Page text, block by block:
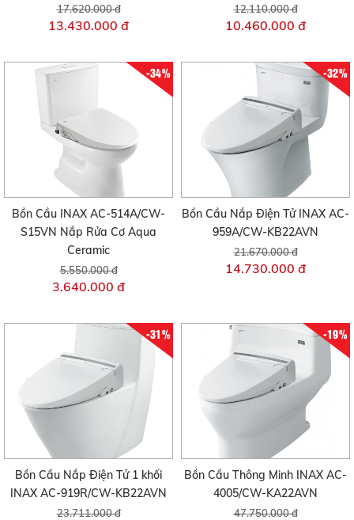
17.620.000 đ
13.430.000 đ
12.110.000 đ
10.460.000 đ
-34%
Bồn Cầu INAX AC-514A/CW-
S15VN Nắp Rửa Cơ Aqua
Ceramic
5.550.000 đ
3.640.000 đ
-32%
Bồn Cầu Nắp Điện Tử INAX AC-
959A/CW-KB22AVN
21.670.000 đ
14.730.000 đ
-31%
Bồn Cầu Nắp Điện Tử 1 khối
INAX AC-919R/CW-KB22AVN
23.711.000 đ
-19%
Bồn Cầu Thông Minh INAX AC-
4005/CW-KA22AVN
47.750.000 đ